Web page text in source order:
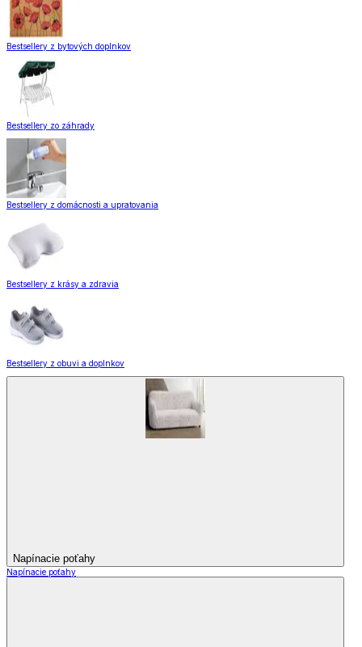
Bestsellery z bytových doplnkov
Bestsellery zo záhrady
Bestsellery z domácnosti a upratovania
Bestsellery z krásy a zdravia
Bestsellery z obuvi a doplnkov
Napínacie poťahy
Napínacie poťahy